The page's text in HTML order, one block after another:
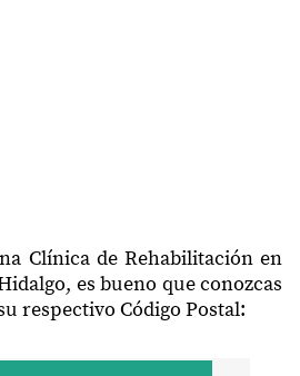
Clínica de Rehabilitación en
es bueno que conozcas
respectivo Código Postal: